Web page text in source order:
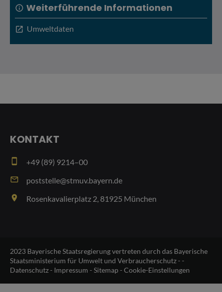
info Weiterführende Informationen
open_in_new Umweltdaten
KONTAKT
smartphone +49 (89) 9214–00
email poststelle@stmuv.bayern.de
place Rosenkavalierplatz 2, 81925 München
2023 Bayerische Staatsregierung vertreten durch das Bayerische
Staatsministerium für Umwelt und Verbraucherschutz - -
Datenschutz- Impressum - Sitemap- Cookie-Einstellungen